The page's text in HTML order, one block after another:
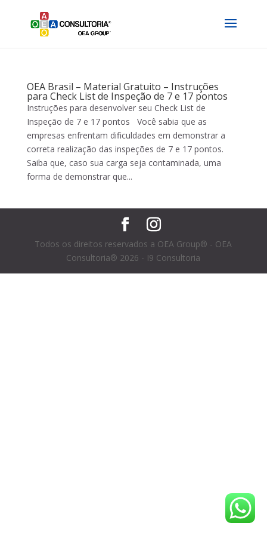
OEA Brasil – Material Gratuito – Instruções
para Check List de Inspeção de 7 e 17 pontos
Instruções para desenvolver seu Check List de
Inspeção de 7 e 17 pontos Você sabia que as
empresas enfrentam dificuldades em demonstrar a
correta realização das inspeções de 7 e 17 pontos.
Saiba que, caso sua carga seja contaminada, uma
forma de demonstrar que...
Todos os direitos reservados a OEA Group® - OEA
Consultoria® 2026 - I9 Consultoria